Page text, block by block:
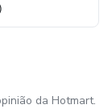
da Hotmart.